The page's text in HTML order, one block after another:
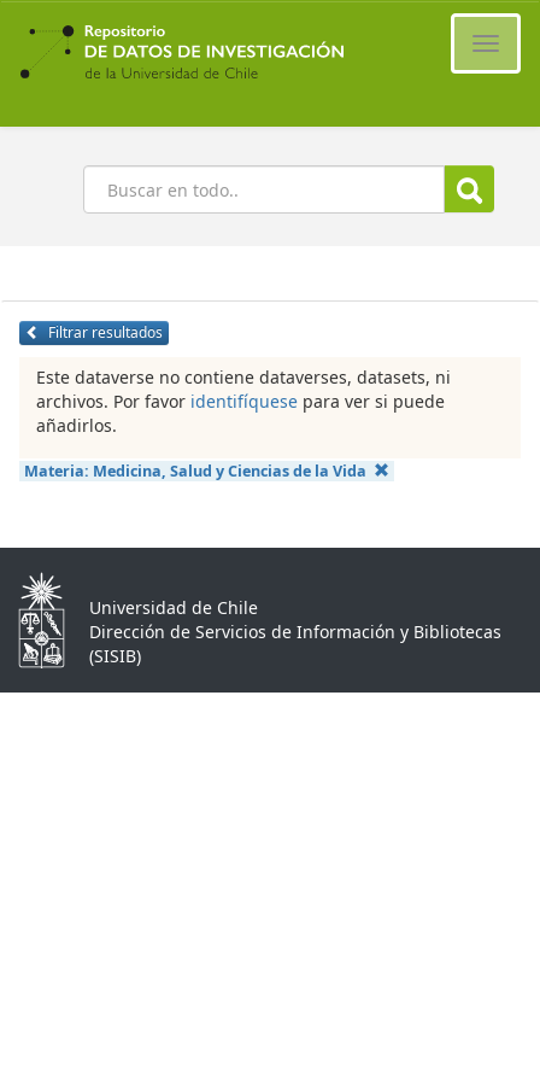
Ir
contenido
principal
Buscar
Filtrar resultados
Este dataverse no contiene dataverses, datasets, ni
archivos. Por favor identifíquese para ver si puede
añadirlos.
Materia: Medicina, Salud y Ciencias de la Vida
Universidad de Chile
Dirección de Servicios de Información y Bibliotecas
(SISIB)